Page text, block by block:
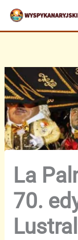
Przejdź
treści
La
70.